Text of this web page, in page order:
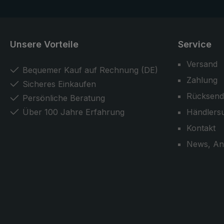
Unsere Vorteile
Bequemer Kauf auf Rechnung (DE)
Sicheres Einkaufen
Persönliche Beratung
Über 100 Jahre Erfahrung
Service
Versand
Zahlung
Kontakt
News,